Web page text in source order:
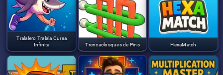
Tralalero Tralala Cursa
Infinita
Trencaclosques de Pins HexaMatch